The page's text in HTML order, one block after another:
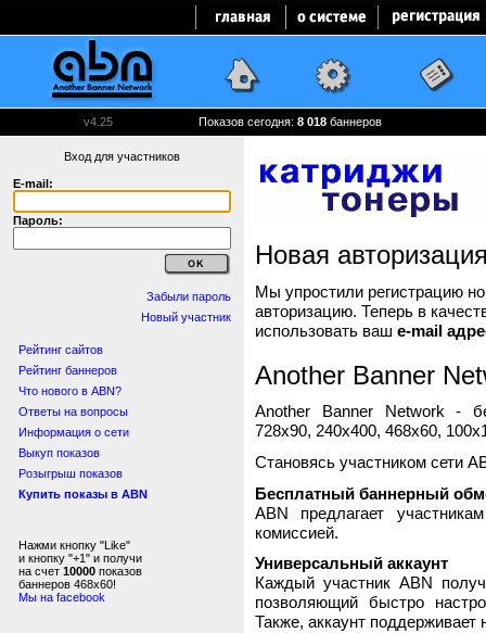
v4.25 Показов сегодня: 8 018 баннеров
Вход для участников
E-mail:
Пароль:
Забыли пароль
Новый участник
Рейтинг сайтов
Рейтинг баннеров
Что нового в ABN?
Ответы на вопросы
Информация о сети
Выкуп показов
Розыгрыш показов
Купить показы в ABN
Нажми кнопку "Like"
и кнопку "+1" и получи
на счет 10000 показов
баннеров 468x60!
Мы на facebook
Новая
Мы упростили регистрацию
авторизацию. Теперь в
использовать ваш e-mail
Another Banner
Another Banner Network -
728x90, 240x400, 468x60,
Становясь участником сети
Бесплатный баннерный
ABN предлагает
комиссией.
Универсальный аккаунт
Каждый участник ABN
позволяющий быстро
Также, аккаунт поддерживает